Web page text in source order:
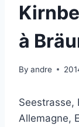
à
By andre
Seestrasse,
Allemagne,